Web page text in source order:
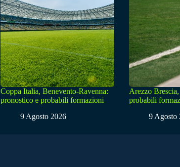
Coppa Italia, Benevento-Ravenna:
pronostico e probabili formazioni
9 Agosto 2026
Arezzo
probabili
9 Agosto